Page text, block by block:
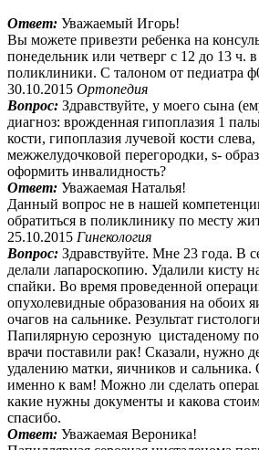
Ответ: Уважаемый Игорь!
Вы можете привезти ребенка на
понедельник или четверг с 12 до 13 ч.
поликлиники. С талоном от педиатра
30.10.2015 Ортопедия
Вопрос: Здравствуйте, у моего сына
диагноз: врожденная гипоплазия 1
кости, гипоплазия лучевой кости
межжелудочковой перегородки, s-
оформить инвалидность?
Ответ: Уважаемая Наталья!
Данный вопрос не в нашей
обратиться в поликлинику по месту
25.10.2015 Гинекология
Вопрос: Здравствуйте. Мне 23 года. В
делали лапароскопию. Удалили кисту
спайки. Во время проведенной
опухолевидные образования на обоих
очагов на сальнике. Результат
Папилярную серозную цистаденому
врачи поставили рак! Сказали, нужно
удалению матки, яичников и сальника.
именно к вам! Можно ли сделать
какие нужны документы и какова
спасибо.
Ответ: Уважаемая Вероника!